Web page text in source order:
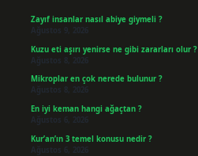
Zayıf insanlar nasıl abiye giymeli ?
Ağustos 9, 2026
Kuzu eti aşırı yenirse ne gibi zararları olur ?
Ağustos 8, 2026
Mikroplar en çok nerede bulunur ?
Ağustos 8, 2026
En iyi keman hangi ağaçtan ?
Ağustos 6, 2026
Kur’an’ın 3 temel konusu nedir ?
Ağustos 6, 2026